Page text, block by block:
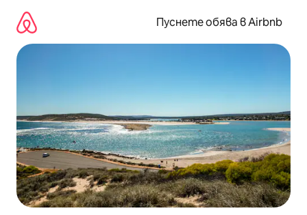
съдържанието
Пуснете обява в Airbnb